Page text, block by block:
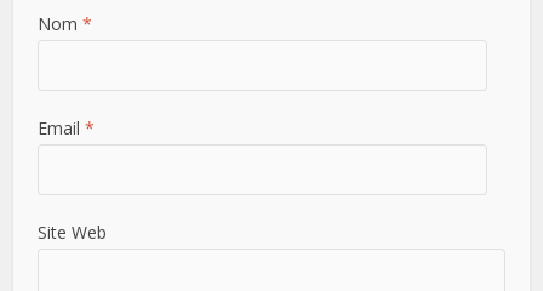
Nom *
Email *
Site Web